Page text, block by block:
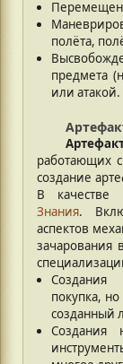
полёта,
предмета
или атакой.
работающих
создание
В качестве
Знания.
аспектов
зачарования
Создания
покупка,
созданный
Создания